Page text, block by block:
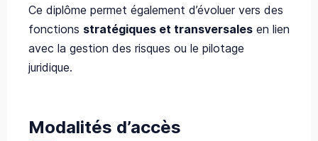
Ce diplôme permet également d’évoluer vers des
fonctions stratégiques et transversales en lien
avec la gestion des risques ou le pilotage
juridique.
Modalités d’accès